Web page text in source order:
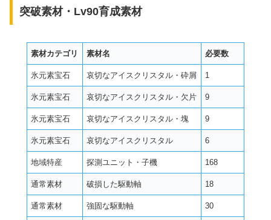
突破素材・Lv90育成素材
素材カテゴリ 素材名 必要数
氷元素宝石 哀切なアイスクリスタル・砕屑 1
氷元素宝石 哀切なアイスクリスタル・欠片 9
氷元素宝石 哀切なアイスクリスタル・塊 9
氷元素宝石 哀切なアイスクリスタル 6
地域特産 探測ユニット・子機 168
通常素材 破損した駆動軸 18
通常素材 強固な駆動軸 30